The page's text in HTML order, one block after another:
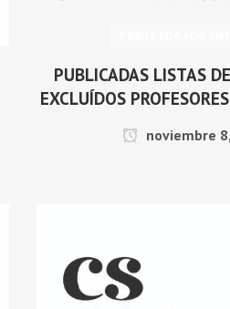
PUBLICADAS LISTAS
EXCLUÍDOS
noviembre